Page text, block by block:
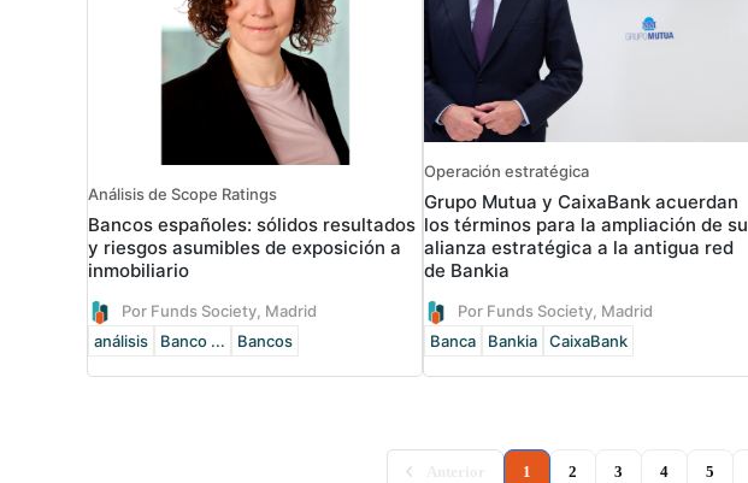
Análisis de Scope Ratings
Bancos españoles: sólidos resultados
y riesgos asumibles de exposición a
inmobiliario
Por Funds Society, Madrid
análisis
Banco ... Bancos
Operación estratégica
Grupo Mutua y CaixaBank acuerdan
los términos para la ampliación de su
alianza estratégica a la antigua red
de Bankia
Por Funds Society, Madrid
Banca
Bankia CaixaBank
1 (current)
2 3 4 5